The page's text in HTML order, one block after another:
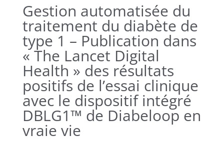
Gestion automatisée du
traitement du diabète de
type 1 – Publication dans
« The Lancet Digital
Health » des résultats
positifs de l’essai clinique
avec le dispositif intégré
DBLG1™ de Diabeloop en
vraie vie